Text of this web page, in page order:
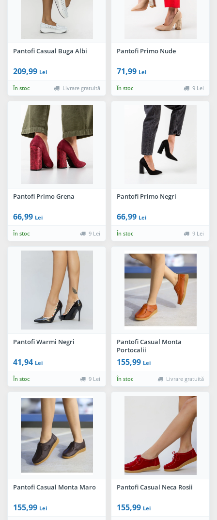
Pantofi Casual Buga Albi
209,99 Lei
În stoc Livrare gratuită
Pantofi Primo Nude
71,99 Lei
În stoc 9 Lei
Pantofi Primo Grena
66,99 Lei
În stoc 9 Lei
Pantofi Primo Negri
66,99 Lei
În stoc 9 Lei
Pantofi Warmi Negri
41,94 Lei
În stoc 9 Lei
Pantofi Casual Monta
Portocalii
155,99 Lei
În stoc Livrare gratuită
Pantofi Casual Monta Maro
155,99 Lei
Pantofi Casual Neca Rosii
155,99 Lei